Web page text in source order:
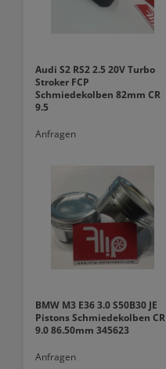
Audi S2 RS2 2.5 20V Turbo
Stroker FCP
Schmiedekolben 82mm CR
9.5
Anfragen
BMW M3 E36 3.0 S50B30 JE
Pistons Schmiedekolben CR
9.0 86.50mm 345623
Anfragen